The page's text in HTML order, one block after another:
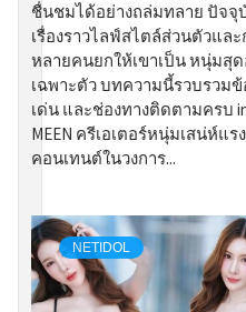
ชื่นชมได้อย่างถล่มทลาย ปัจจุ
เรื่องราวไลฟ์สไตล์ส่วนตัวแล
หลายคนยกให้เขาเป็น หนุ่มสุ
เฉพาะตัว บทความนี้รวบรวม
เด่น และช่องทางติดตามครบ
MEEN ครีเอเตอร์หนุ่มเสน่ห์แ
คอนเทนต์ในวงการ...
NETIDOL